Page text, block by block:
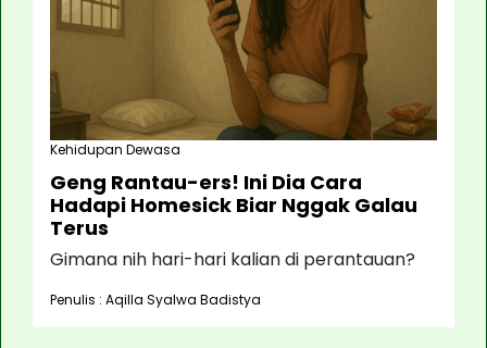
Kehidupan Dewasa
Geng Rantau-ers! Ini Dia Cara
Hadapi Homesick Biar Nggak Galau
Terus
Gimana nih hari-hari kalian di perantauan?
Penulis : Aqilla Syalwa Badistya